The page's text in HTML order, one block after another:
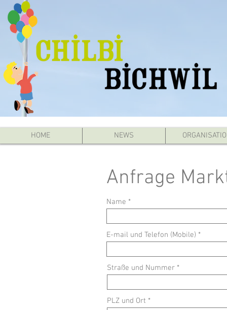
HOME NEWS
Anfrage
Name
E-mail und Telefon (Mobile)
Straße und Nummer
PLZ und Ort